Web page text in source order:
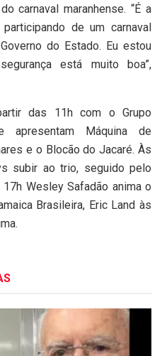
carnaval maranhense. “É a
de um carnaval
do Estado. Eu estou
está muito boa”,
das 11h com o Grupo
apresentam Máquina de
e o Blocão do Jacaré. Às
subir ao trio, seguido pelo
Wesley Safadão anima o
Brasileira, Eric Land às